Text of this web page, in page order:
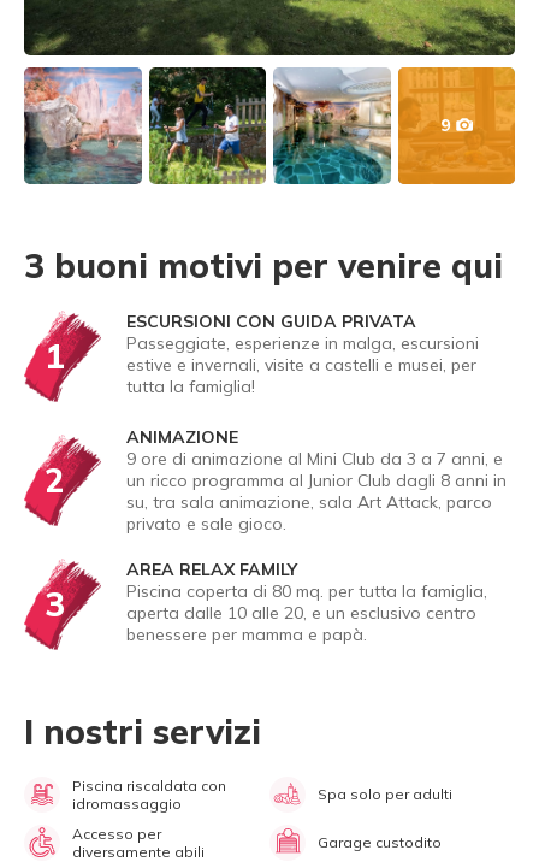
9
3 buoni motivi per venire qui
1
ESCURSIONI CON GUIDA PRIVATA
Passeggiate, esperienze in malga, escursioni
estive e invernali, visite a castelli e musei, per
tutta la famiglia!
2
ANIMAZIONE
9 ore di animazione al Mini Club da 3 a 7 anni, e
un ricco programma al Junior Club dagli 8 anni in
su, tra sala animazione, sala Art Attack, parco
privato e sale gioco.
3
AREA RELAX FAMILY
Piscina coperta di 80 mq. per tutta la famiglia,
aperta dalle 10 alle 20, e un esclusivo centro
benessere per mamma e papà.
I nostri servizi
Piscina riscaldata con
idromassaggio
Spa solo per adulti
Accesso per
diversamente abili
Garage custodito